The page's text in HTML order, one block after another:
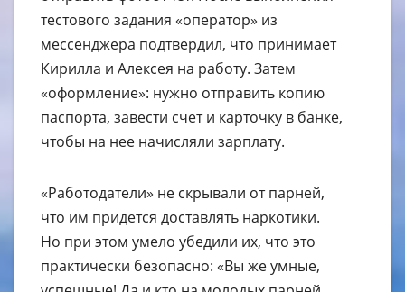
тестового задания «оператор» из
мессенджера подтвердил, что принимает
Кирилла и Алексея на работу. Затем
«оформление»: нужно отправить копию
паспорта, завести счет и карточку в банке,
чтобы на нее начисляли зарплату.
«Работодатели» не скрывали от парней,
что им придется доставлять наркотики.
Но при этом умело убедили их, что это
практически безопасно: «Вы же умные,